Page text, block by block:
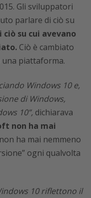
Gli sviluppatori
parlare di ciò su
ciò su cui avevano
Ciò è cambiato
una piattaforma.
Windows 10 e,
di Windows,
10”, dichiarava
non ha mai
ha mai nemmeno
ogni qualvolta
10 riflettono il